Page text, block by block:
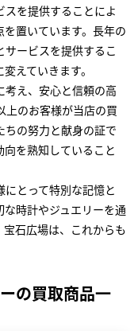
を提供することによ
置いています。長年の
ービスを提供するこ
えていきます。
考え、安心と信頼の高
上のお客様が当店の買
の努力と献身の証で
を熟知していること
とって特別な記憶と
時計やジュエリーを通
石広場は、これからも
の買取商品一